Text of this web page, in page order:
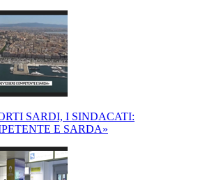
SARDI, I SINDACATI:
E SARDA»